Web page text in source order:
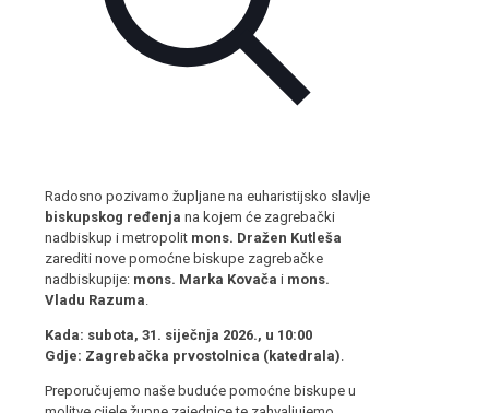
Radosno pozivamo župljane na euharistijsko slavlje
biskupskog ređenja na kojem će zagrebački
nadbiskup i metropolit mons. Dražen Kutleša
zarediti nove pomoćne biskupe zagrebačke
nadbiskupije: mons. Marka Kovača i mons.
Vladu Razuma.
Kada: subota, 31. siječnja 2026., u 10:00
Gdje: Zagrebačka prvostolnica (katedrala).
Preporučujemo naše buduće pomoćne biskupe u